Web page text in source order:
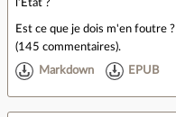
l’État ?
Est ce que je dois m'en foutre ?
(145 commentaires).
Markdown EPUB